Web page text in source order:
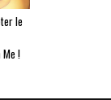
le
Me !